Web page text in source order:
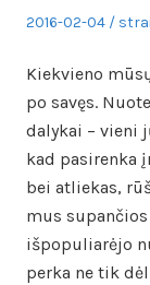
Posted
2016-02-04
Kiekvieno
po savęs.
dalykai – vieni
kad pasirenka
bei atliekas,
mus
išpopuliarėjo
perka ne tik